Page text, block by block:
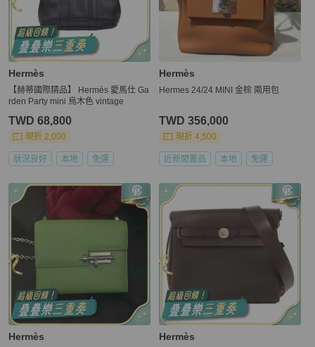
Hermès
【赫蒂國際精品】 Hermès 愛馬仕 Ga
rden Party mini 烏木色 vintage
TWD 68,800
現折 2,000
狀況良好 本地 免運
Hermès
Hermes 24/24 MINI 金棕 兩用包
TWD 356,000
現折 4,500
近新閒置品 本地 免運
Hermès Hermès